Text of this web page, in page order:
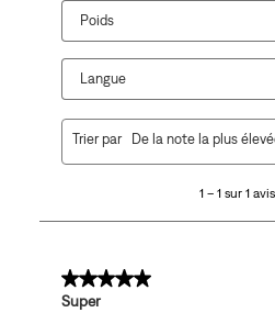
Poids
Langue
1
1 – 1 sur 1 avis
Trier par De la note la plus
5 sur 5 étoiles.
Super